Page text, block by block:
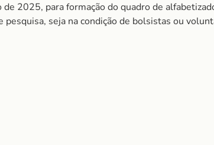
2025, para formação do quadro de
seja na condição de bolsistas ou